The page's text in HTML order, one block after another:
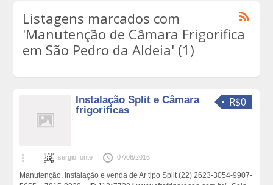
Listagens marcados com
'Manutenção de Câmara Frigorifica
em São Pedro da Aldeia' (1)
R$0
Instalação Split e Câmara
frigorificas
sergio fonte 07/06/2016
Manutenção, Instalação e venda de Ar tipo Split (22) 2623-3054-9907-